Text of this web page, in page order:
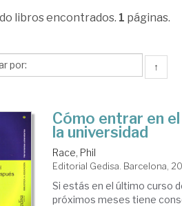
libros encontrados. 1 páginas.
↑
Cómo entrar en
la universidad
Race, Phil
Editorial Gedisa. Barcelona,
Si estás en el último curso
próximos meses tiene